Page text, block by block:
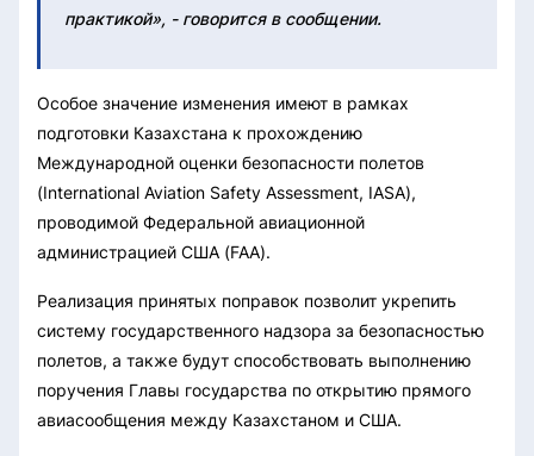
практикой», - говорится в сообщении.
Особое значение изменения имеют в рамках
подготовки Казахстана к прохождению
Международной оценки безопасности полетов
(International Aviation Safety Assessment, IASA),
проводимой Федеральной авиационной
администрацией США (FAA).
Реализация принятых поправок позволит укрепить
систему государственного надзора за безопасностью
полетов, а также будут способствовать выполнению
поручения Главы государства по открытию прямого
авиасообщения между Казахстаном и США.